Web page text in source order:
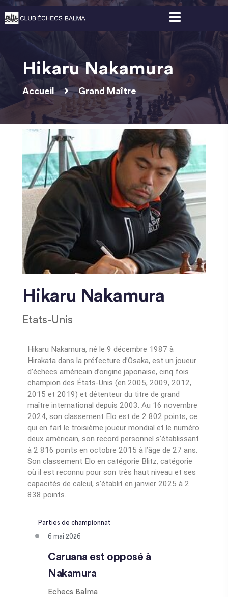
Hikaru Nakamura
Accueil Grand Maître
Hikaru Nakamura
Etats-Unis
Hikaru Nakamura, né le 9 décembre 1987 à
Hirakata dans la préfecture d’Osaka, est un joueur
d’échecs américain d’origine japonaise, cinq fois
champion des États-Unis (en 2005, 2009, 2012,
2015 et 2019) et détenteur du titre de grand
maître international depuis 2003. Au 16 novembre
2024, son classement Elo est de 2 802 points, ce
qui en fait le troisième joueur mondial et le numéro
deux américain, son record personnel s’établissant
à 2 816 points en octobre 2015 à l’âge de 27 ans.
Son classement Elo en catégorie Blitz, catégorie
où il est reconnu pour son très haut niveau et ses
capacités de calcul, s’établit en janvier 2025 à 2
838 points.
Parties de championnat
6 mai 2026
Caruana est opposé à
Nakamura
Echecs Balma